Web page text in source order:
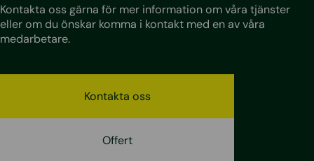
Kontakta oss gärna för mer information om våra tjänster
eller om du önskar komma i kontakt med en av våra
medarbetare.
Kontakta oss
Offert